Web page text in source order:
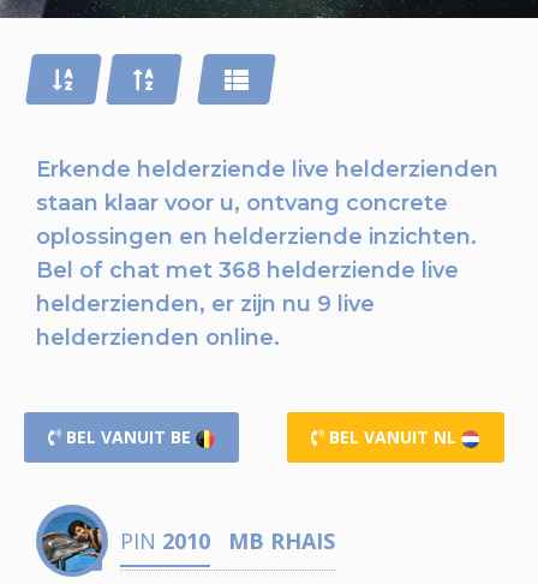
Erkende helderziende live helderzienden
staan klaar voor u, ontvang concrete
oplossingen en helderziende inzichten.
Bel of chat met 368 helderziende live
helderzienden, er zijn nu 9 live
helderzienden online.
BEL VANUIT BE BEL VANUIT NL
PIN 2010 MB RHAIS